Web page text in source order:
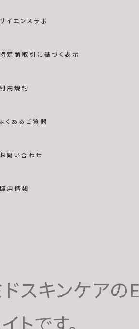
サイエンスラボ
特定商取引に基づく表示
利用規約
よくあるご質問
お問い合わせ
採用情報
スキンケアの